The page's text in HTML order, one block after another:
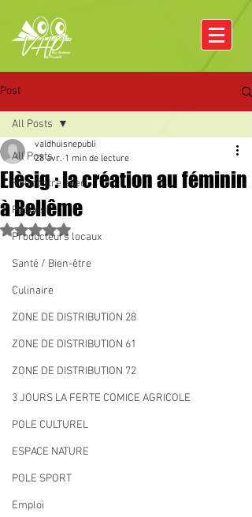
Post
All Posts
Rencontre avec
Pâques
Producteurs locaux
Santé / Bien-être
Culinaire
ZONE DE DISTRIBUTION 28
ZONE DE DISTRIBUTION 61
ZONE DE DISTRIBUTION 72
3 JOURS LA FERTE COMICE AGRICOLE
POLE CULTUREL
ESPACE NATURE
POLE SPORT
Emploi
All Posts
Elèsig : la création au féminin
à Bellême
valdhuisnepubli
28 avr. 1 min de lecture
Noté NaN étoiles sur 5.